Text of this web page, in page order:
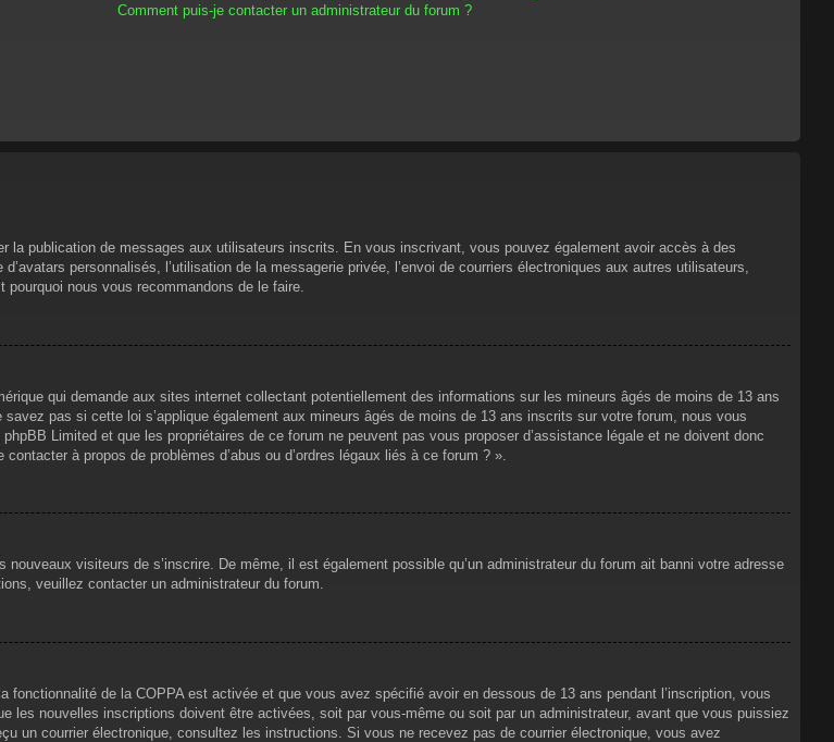
Comment puis-je contacter un administrateur du forum ?
la publication de messages aux utilisateurs inscrits. En vous inscrivant, vous pouvez également avoir accès à des
personnalisés, l’utilisation de la messagerie privée, l’envoi de courriers électroniques aux autres utilisateurs,
pourquoi nous vous recommandons de le faire.
qui demande aux sites internet collectant potentiellement des informations sur les mineurs âgés de moins de 13 ans
pas si cette loi s’applique également aux mineurs âgés de moins de 13 ans inscrits sur votre forum, nous vous
Limited et que les propriétaires de ce forum ne peuvent pas vous proposer d’assistance légale et ne doivent donc
à propos de problèmes d’abus ou d’ordres légaux liés à ce forum ? ».
visiteurs de s’inscrire. De même, il est également possible qu’un administrateur du forum ait banni votre adresse
veuillez contacter un administrateur du forum.
de la COPPA est activée et que vous avez spécifié avoir en dessous de 13 ans pendant l’inscription, vous
nouvelles inscriptions doivent être activées, soit par vous-même ou soit par un administrateur, avant que vous puissiez
un courrier électronique, consultez les instructions. Si vous ne recevez pas de courrier électronique, vous avez